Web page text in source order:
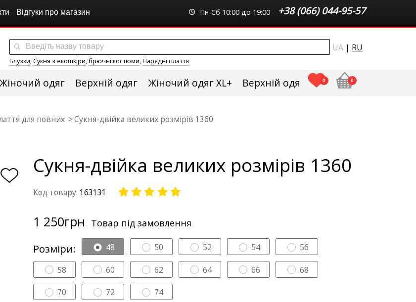
Відгуки про магазин +38 (066) 044-95-57
Пн-Сб 10:00 до 19:00
UA | RU
Блузки, Сукня з екошкіри, брючні костюми,Нарядні плаття
Жіночий одяг Верхній одяг Жіночий одяг XL+ Верхній одяг плюс сайз
0 0
для повних Сукня-двійка великих розмірів 1360
Сукня-двійка великих розмірів 1360
Код товару: 163131
1 250грн Товар під замовлення
Розміри: 48 50 52 54 56
58 60 62 64 66 68
70 72 74